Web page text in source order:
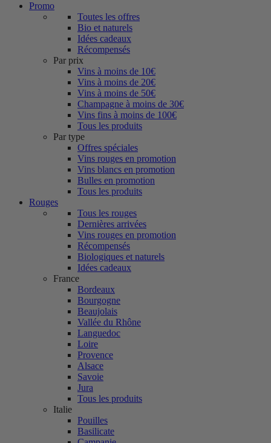
Promo
Toutes les offres
Bio et naturels
Idées cadeaux
Récompensés
Par prix
Vins à moins de 10€
Vins à moins de 20€
Vins à moins de 50€
Champagne à moins de 30€
Vins fins à moins de 100€
Tous les produits
Par type
Offres spéciales
Vins rouges en promotion
Vins blancs en promotion
Bulles en promotion
Tous les produits
Rouges
Tous les rouges
Dernières arrivées
Vins rouges en promotion
Récompensés
Biologiques et naturels
Idées cadeaux
France
Bordeaux
Bourgogne
Beaujolais
Vallée du Rhône
Languedoc
Loire
Provence
Alsace
Savoie
Jura
Tous les produits
Italie
Pouilles
Basilicate